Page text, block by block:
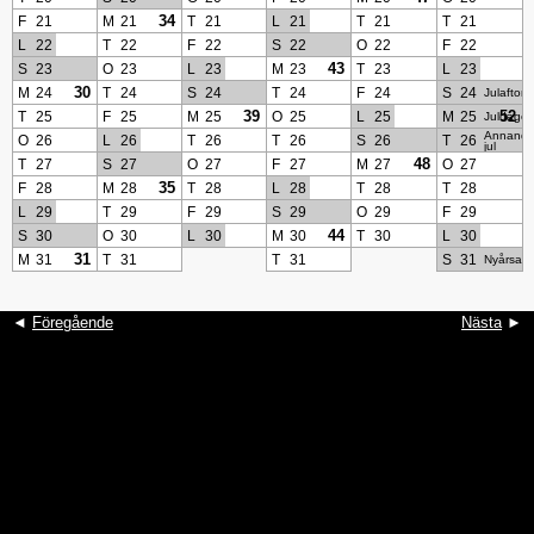
F
21 M 21 34 T 21 L 21 T 21 T
21
L
22 T 22 F 22 S 22 O 22 F
22
S 23 O 23 L 23 M 23 43 T 23 L
23
M 24 30 T 24 S 24 T 24 F 24 S 24 Julafton
T 25 F 25 M 25 39 O 25 L 25 M 25 52
Juldagen
O 26 L 26 T 26 T 26 S 26 T 26
jul
T 27 S 27 O 27 F 27 M 27 48 O 27
F
28 M 28 35 T 28 L 28 T 28 T
28
L
29 T 29 F 29 S 29 O 29 F
29
S 30 O 30 L 30 M 30 44 T 30 L
30
M 31 31 T 31 T 31 S 31
◄ Föregående Nästa►